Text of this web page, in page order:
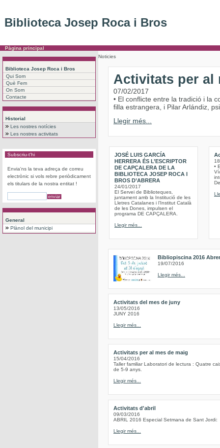
Biblioteca Josep Roca i Bros
Pàgina principal
Biblioteca Josep Roca i Bros
Qui Som
Què Fem
On Som
Contacte
Historial
Les nostres notícies
Les nostres activitats
Subscriu-t'hi
Envia'ns la teva adreça de correu
electrònic si vols rebre periòdicament
els titulars de la nostra entitat !
General
Plànol del municipi
Noticies
Activitats per al
07/02/2017
• El conflicte entre la tradició i la
filla estrangera, i Pilar Arlándiz,
Llegir més...
JOSÉ LUIS GARCÍA
HERRERA ÉS L’ESCRIPTOR
DE CAPÇALERA DE LA
BIBLIOTECA JOSEP ROCA I
BROS D’ABRERA
24/01/2017
El Servei de Biblioteques,
juntament amb la Institució de les
Lletres Catalanes i l’Institut Català
de les Dones, impulsen el
programa DE CAPÇALERA.
Llegir més...
•
Bibliopiscina 2016
19/07/2016
Llegir més...
Activitats del mes de juny
13/05/2016
JUNY 2016
Llegir més...
Activitats per al mes de maig
15/04/2016
Taller familiar Laboratori de lectura : Quatre
de 5-9 anys.
Llegir més...
Activitats d'abril
09/03/2016
ABRIL 2016 Especial Setmana de Sant Jordi:
Llegir més...